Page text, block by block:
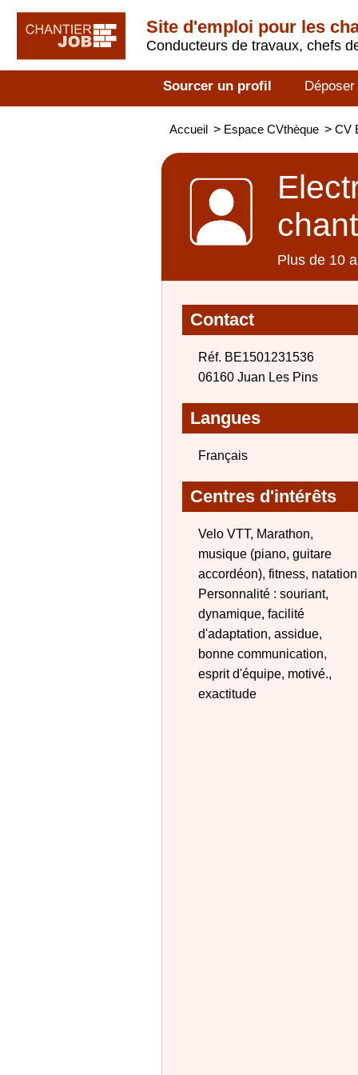
Site d'emploi pour les
Conducteurs de travaux, chefs
Sourcer un profil
Accueil > Espace CVthèque > CV
Plus de 10
Contact
Réf. BE1501231536
06160 Juan Les Pins
Langues
Français
Centres d'intérêts
Velo VTT, Marathon,
musique (piano, guitare
accordéon), fitness, natation
Personnalité : souriant,
dynamique, facilité
d'adaptation, assidue,
bonne communication,
esprit d'équipe, motivé.,
exactitude